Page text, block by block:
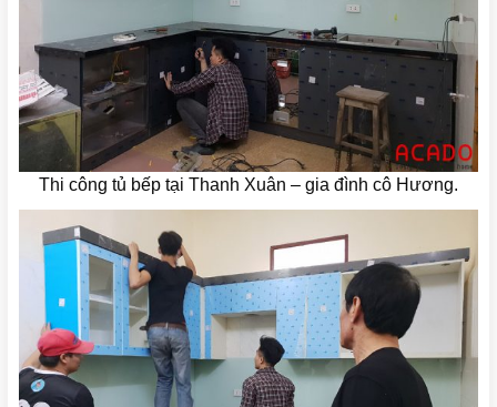
Thi công tủ bếp tại Thanh Xuân – gia đình cô Hương.